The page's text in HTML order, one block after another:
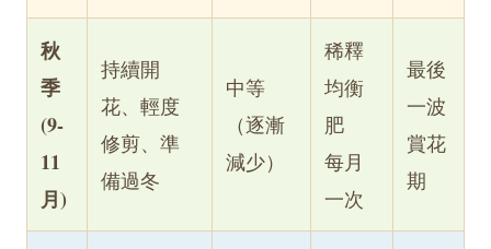
秋
季
(9-
11
月)
持續開
花、輕度
修剪、準
備過冬
中等
（逐漸
減少）
稀釋
均衡
肥
每月
一次
最後
一波
賞花
期